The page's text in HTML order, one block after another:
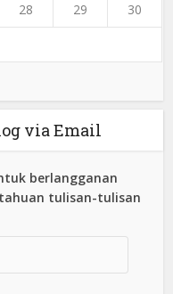
28 29 30
via Email
berlangganan
tulisan-tulisan